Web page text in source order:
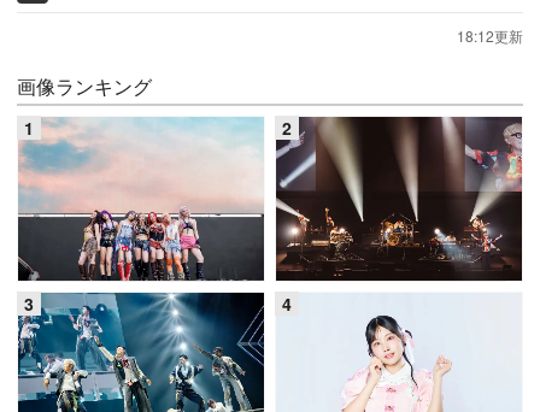
18:12更新
画像ランキング